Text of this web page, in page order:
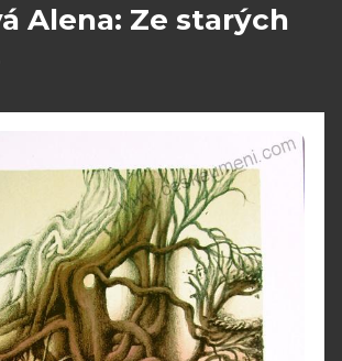
Alena: Ze starých